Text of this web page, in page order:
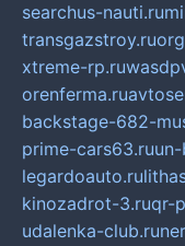
searchus-nauti.ru
transgazstroy.ru
xtreme-rp.ru
orenferma.ru
backstage-682-
prime-cars63.ru
legardoauto.ru
kinozadrot-3.ruqr-
udalenka-club.ru